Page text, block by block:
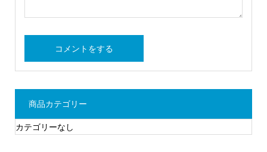
商品カテゴリー
カテゴリーなし